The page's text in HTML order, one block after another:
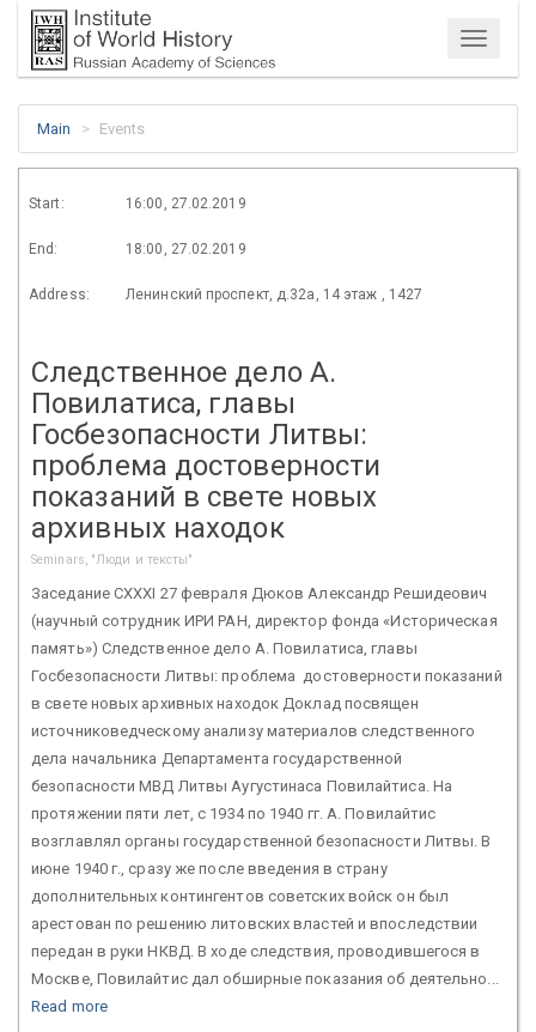
Menu
Main Events
Start: 16:00, 27.02.2019
End: 18:00, 27.02.2019
Address: Ленинский проспект, д.32а, 14 этаж , 1427
Следственное дело А.
Повилатиса, главы
Госбезопасности Литвы:
проблема достоверности
показаний в свете новых
архивных находок
Seminars, "Люди и тексты"
Заседание CXXXI 27 февраля Дюков Александр Решидеович
(научный сотрудник ИРИ РАН, директор фонда «Историческая
память») Следственное дело А. Повилатиса, главы
Госбезопасности Литвы: проблема достоверности показаний
в свете новых архивных находок Доклад посвящен
источниковедческому анализу материалов следственного
дела начальника Департамента государственной
безопасности МВД Литвы Аугустинаса Повилайтиса. На
протяжении пяти лет, с 1934 по 1940 гг. А. Повилайтис
возглавлял органы государственной безопасности Литвы. В
июне 1940 г., сразу же после введения в страну
дополнительных контингентов советских войск он был
арестован по решению литовских властей и впоследствии
передан в руки НКВД. В ходе следствия, проводившегося в
Москве, Повилайтис дал обширные показания об деятельно...
Read more